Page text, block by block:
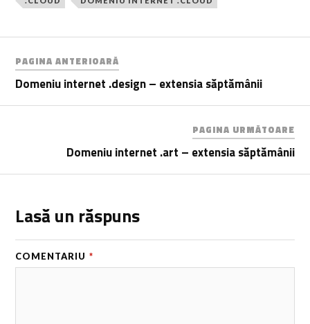
PAGINA ANTERIOARĂ
Domeniu internet .design – extensia săptămânii
PAGINA URMĂTOARE
Domeniu internet .art – extensia săptămânii
Lasă un răspuns
COMENTARIU *